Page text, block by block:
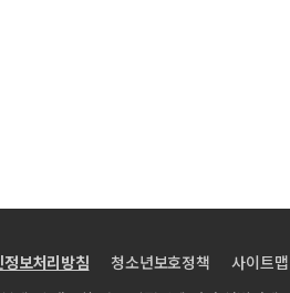
정보처리방침 청소년보호정책
사이트맵